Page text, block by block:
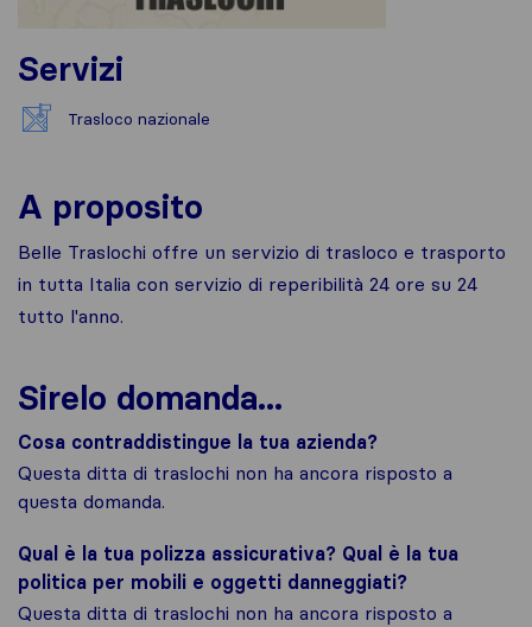
Servizi
Trasloco nazionale
A proposito
Belle Traslochi offre un servizio di trasloco e trasporto
in tutta Italia con servizio di reperibilità 24 ore su 24
tutto l'anno.
Sirelo domanda...
Cosa contraddistingue la tua azienda?
Questa ditta di traslochi non ha ancora risposto a
questa domanda.
Qual è la tua polizza assicurativa? Qual è la tua
politica per mobili e oggetti danneggiati?
Questa ditta di traslochi non ha ancora risposto a